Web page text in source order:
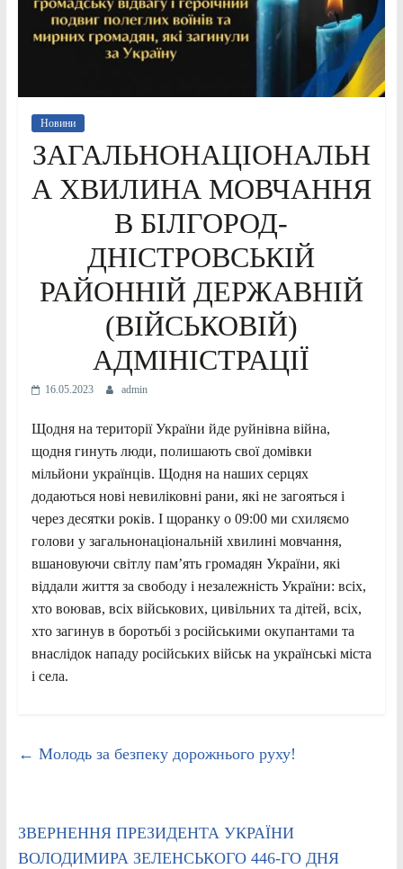
Новини
ЗАГАЛЬНОНАЦІОНАЛЬН
А ХВИЛИНА МОВЧАННЯ
В БІЛГОРОД-
ДНІСТРОВСЬКІЙ
РАЙОННІЙ ДЕРЖАВНІЙ
(ВІЙСЬКОВІЙ)
АДМІНІСТРАЦІЇ
16.05.2023 admin
Щодня на території України йде руйнівна війна,
щодня гинуть люди, полишають свої домівки
мільйони українців. Щодня на наших серцях
додаються нові невиліковні рани, які не загояться і
через десятки років. І щоранку о 09:00 ми схиляємо
голови у загальнонаціональній хвилині мовчання,
вшановуючи світлу пам’ять громадян України, які
віддали життя за свободу і незалежність України: всіх,
хто воював, всіх військових, цивільних та дітей, всіх,
хто загинув в боротьбі з російськими окупантами та
внаслідок нападу російських військ на українські міста
і села.
← Молодь за безпеку дорожнього руху!
ЗВЕРНЕННЯ ПРЕЗИДЕНТА УКРАЇНИ
ВОЛОДИМИРА ЗЕЛЕНСЬКОГО 446-ГО ДНЯ